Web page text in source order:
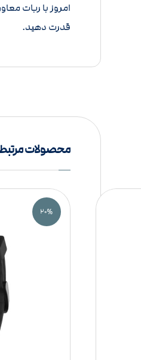
امروز با ربات
قدرت دهید.
محصولات
۲۰%